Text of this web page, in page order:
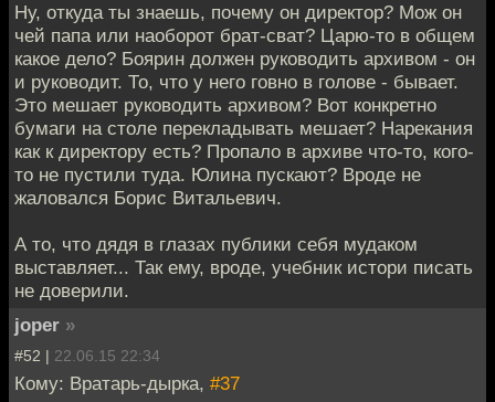
Ну, откуда ты знаешь, почему он директор? Мож он
чей папа или наоборот брат-сват? Царю-то в общем
какое дело? Боярин должен руководить архивом - он
и руководит. То, что у него говно в голове - бывает.
Это мешает руководить архивом? Вот конкретно
бумаги на столе перекладывать мешает? Нарекания
как к директору есть? Пропало в архиве что-то, кого-
то не пустили туда. Юлина пускают? Вроде не
жаловался Борис Витальевич.
А то, что дядя в глазах публики себя мудаком
выставляет... Так ему, вроде, учебник истори писать
не доверили.
joper »
#52 | 22.06.15 22:34
Кому: Вратарь-дырка, #37